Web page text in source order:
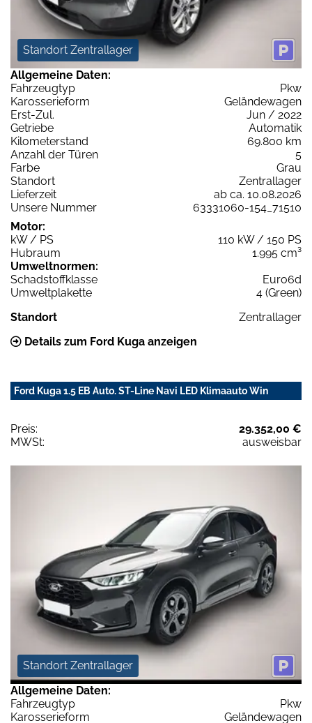
Standort Zentrallager
Allgemeine Daten:
Fahrzeugtyp
Pkw
Karosserieform
Geländewagen
Erst-Zul.
Jun / 2022
Getriebe
Automatik
Kilometerstand
69.800 km
Anzahl der Türen
5
Farbe
Grau
Standort
Zentrallager
Lieferzeit
ab ca. 10.08.2026
Unsere Nummer
63331060-154_71510
Motor:
kW / PS
110 kW / 150 PS
Hubraum
1.995 cm³
Umweltnormen:
Schadstoffklasse
Euro6d
Umweltplakette
4 (Green)
Standort
Zentrallager
Details zum Ford Kuga anzeigen
Ford Kuga 1.5 EB Auto. ST-Line Navi LED Klimaauto Win
Preis:
29.352,00 €
MWSt:
ausweisbar
Standort Zentrallager
Allgemeine Daten:
Fahrzeugtyp
Pkw
Karosserieform
Geländewagen